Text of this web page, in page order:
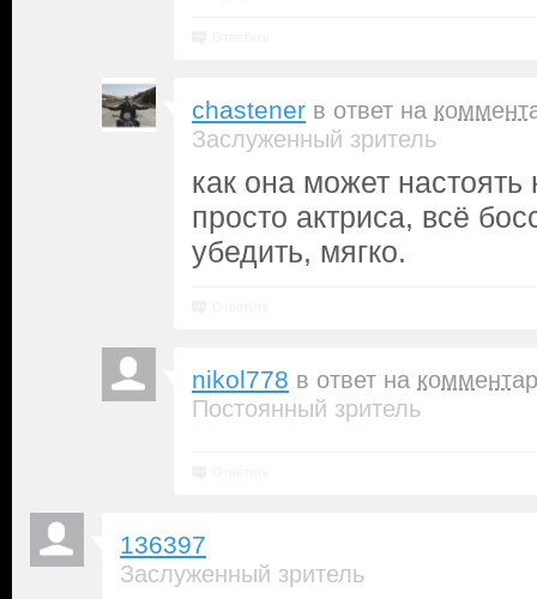
chastener в ответ на
Заслуженный зритель
как она может
просто актриса, всё
убедить, мягко.
nikol778 в ответ на
Постоянный зритель
136397
Заслуженный зритель